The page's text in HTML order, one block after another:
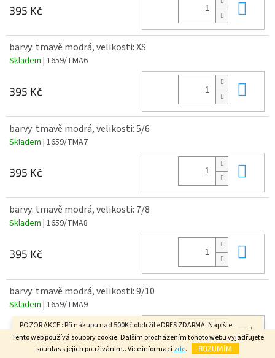
Tento web používá soubory cookie. Dalším procházením tohoto webu vyjadřujete
souhlas s jejich používáním.. Více informacízde. ROZUMÍM
POZOR AKCE : Při nákupu nad 500Kč obdržíte DRES ZDARMA. Napište
velikost do poznámky v závěrečném kroku objednávky. FAJN DEN.
395 Kč
barvy: tmavě modrá, velikosti: XS
Skladem | 1659/TMA6
395 Kč
barvy: tmavě modrá, velikosti: 5/6
Skladem | 1659/TMA7
395 Kč
barvy: tmavě modrá, velikosti: 7/8
Skladem | 1659/TMA8
395 Kč
barvy: tmavě modrá, velikosti: 9/10
Skladem | 1659/TMA9
395 Kč Do